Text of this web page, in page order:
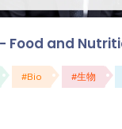
Food and
#Bio #生物